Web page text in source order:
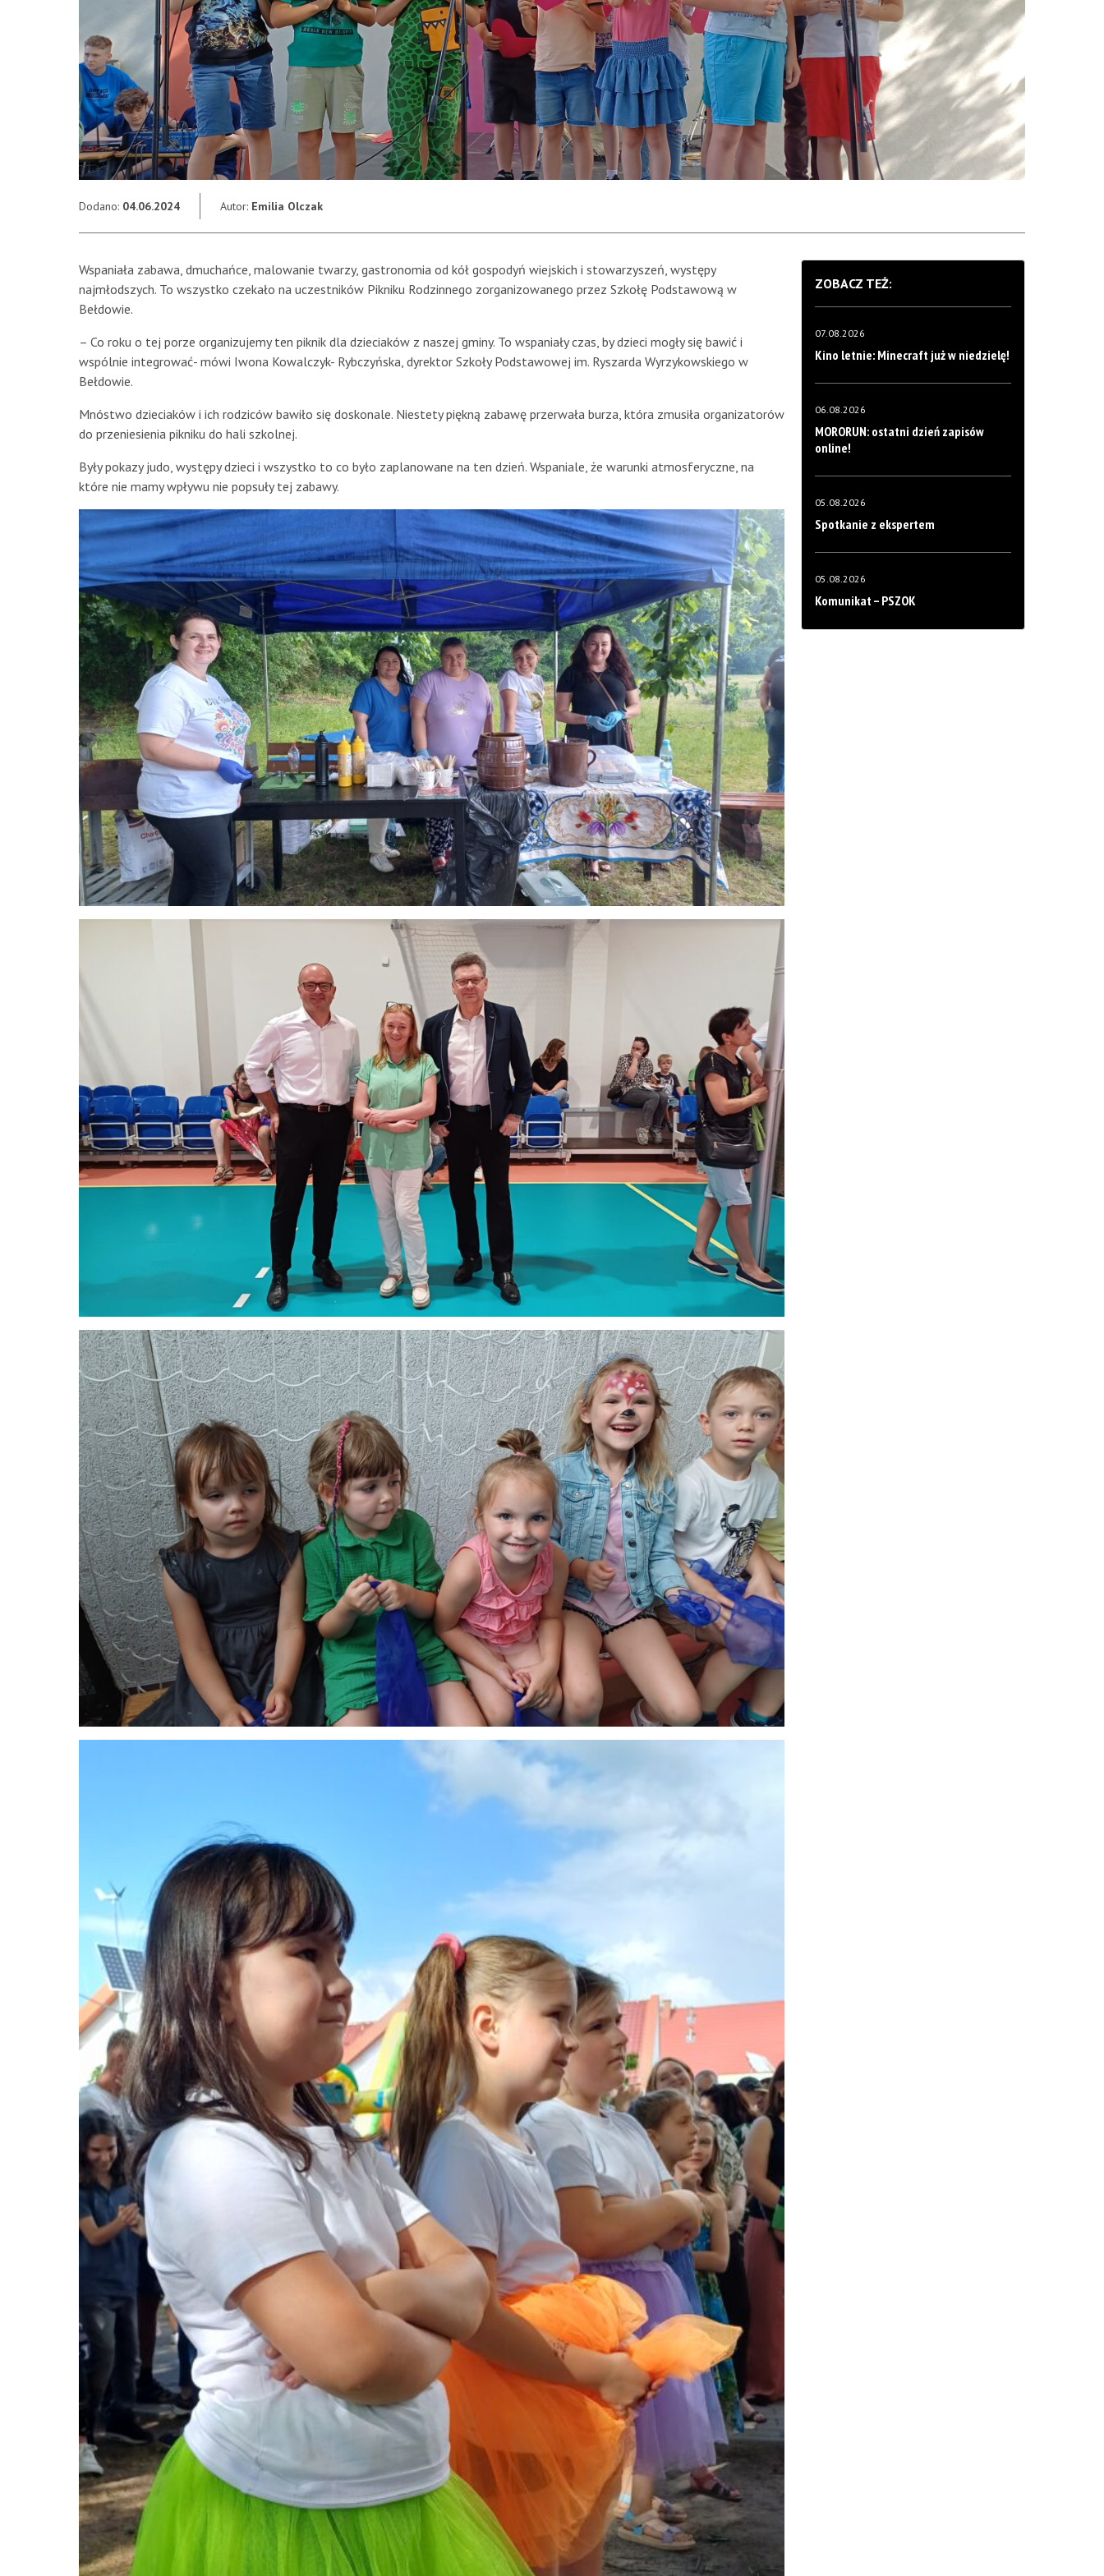
Dodano: 04.06.2024 Autor: Emilia Olczak
Wspaniała zabawa, dmuchańce, malowanie twarzy, gastronomia od kół gospodyń wiejskich i stowarzyszeń, występy
najmłodszych. To wszystko czekało na uczestników Pikniku Rodzinnego zorganizowanego przez Szkołę Podstawową w
Bełdowie.
– Co roku o tej porze organizujemy ten piknik dla dzieciaków z naszej gminy. To wspaniały czas, by dzieci mogły się bawić i
wspólnie integrować- mówi Iwona Kowalczyk- Rybczyńska, dyrektor Szkoły Podstawowej im. Ryszarda Wyrzykowskiego w
Bełdowie.
Mnóstwo dzieciaków i ich rodziców bawiło się doskonale. Niestety piękną zabawę przerwała burza, która zmusiła organizatorów
do przeniesienia pikniku do hali szkolnej.
Były pokazy judo, występy dzieci i wszystko to co było zaplanowane na ten dzień. Wspaniale, że warunki atmosferyczne, na
które nie mamy wpływu nie popsuły tej zabawy.
ZOBACZ TEŻ:
07.08.2026
Kino letnie: Minecraft już w niedzielę!
06.08.2026
MORORUN: ostatni dzień zapisów
online!
05.08.2026
Spotkanie z ekspertem
05.08.2026
Komunikat – PSZOK